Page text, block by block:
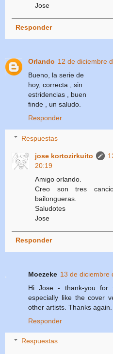
Jose
Responder
Orlando 12 de diciembre
Bueno, la serie de
hoy, correcta , sin
estridencias , buen
finde , un saludo.
Responder
Respuestas
jose kortozirkuito
20:19
Amigo orlando.
Creo son tres
bailongueras.
Saludotes
Jose
Responder
Moezeke 13 de diciembre
Hi Jose - thank-you for
especially like the cover
other artists. Thanks again.
Responder
Respuestas